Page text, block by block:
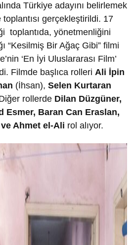
Türkiye adayını belirlemek
gerçekleştirildi. 17
toplantıda, yönetmenliğini
“Kesilmiş Bir Ağaç Gibi” filmi
‘En İyi Uluslararası Film’
Filmde başlıca rolleri Ali İpin
(İhsan), Selen Kurtaran
rollerde Dilan Düzgüner,
Esmer, Baran Can Eraslan,
Ahmet el-Ali rol alıyor.